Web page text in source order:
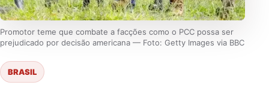
Promotor teme que combate a facções como o PCC possa ser
prejudicado por decisão americana — Foto: Getty Images via BBC
BRASIL